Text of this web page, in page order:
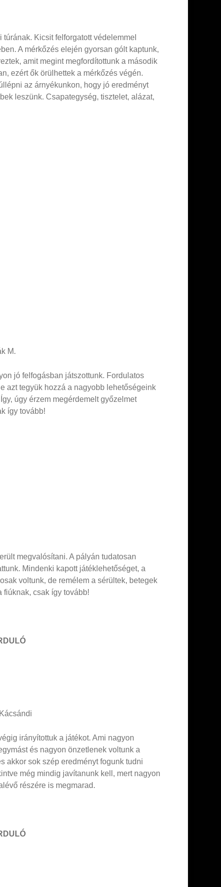
Kicsit felforgatott védelemmel
A mérkőzés elején gyorsan gólt kaptunk,
amit megint megfordítottunk a második
ezért ők örülhettek a mérkőzés végén.
az árnyékunkon, hogy jó eredményt
leszünk. Csapategység, tisztelet, alázat,
M.
jó felfogásban játszottunk. Fordulatos
azt tegyük hozzá a nagyobb lehetőségeink
úgy érzem megérdemelt győzelmet
így tovább!
megvalósítani. A pályán tudatosan
Mindenki kapott játéklehetőséget, a
voltunk, de remélem a sérültek, betegek
fiúknak, csak így tovább!
irányítottuk a játékot. Ami nagyon
és nagyon önzetlenek voltunk a
akkor sok szép eredményt fogunk tudni
még mindig javítanunk kell, mert nagyon
részére is megmarad.